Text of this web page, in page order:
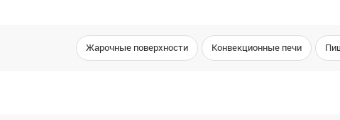
Жарочные поверхности Конвекционные печи